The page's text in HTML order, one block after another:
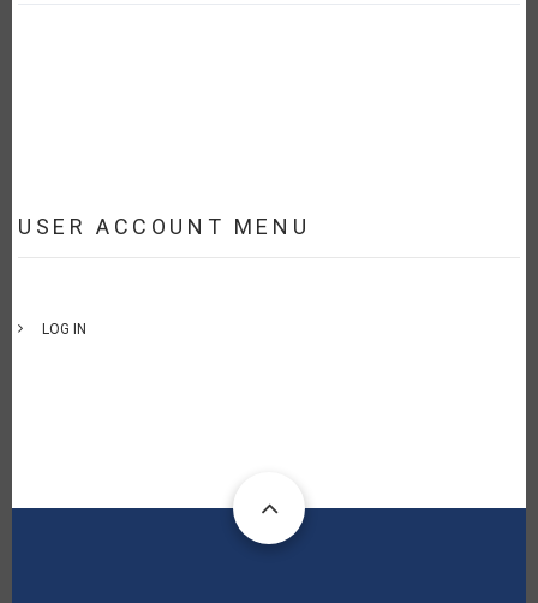
USER ACCOUNT MENU
LOG IN